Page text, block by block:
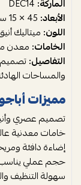
الماركة:
الأبعاد:
اللون: ميتاليك
الخامات: معدن
التفاصيل:
والمساحات
مميزات
تصميم عصري
خامات معدنية
إضاءة دافئة
حجم عملي يناسب
سهولة التنظيف